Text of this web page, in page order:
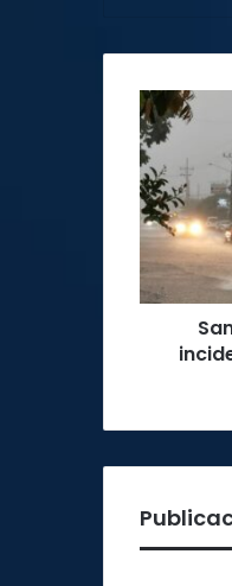
San
Carlos
presentó
mayores
incidentes
en
las
últimas
24
producto
lluvias